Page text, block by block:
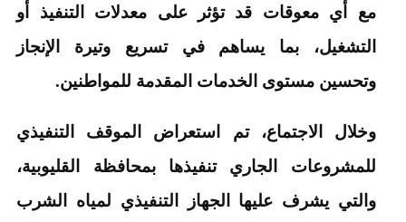
مع أي معوقات قد تؤثر على معدلات التنفيذ أو
التشغيل، بما يساهم في تسريع وتيرة الإنجاز
وتحسين مستوى الخدمات المقدمة للمواطنين.
وخلال الاجتماع، تم استعراض الموقف التنفيذي
للمشروعات الجاري تنفيذها بمحافظة القليوبية،
والتي يشرف عليها الجهاز التنفيذي لمياه الشرب